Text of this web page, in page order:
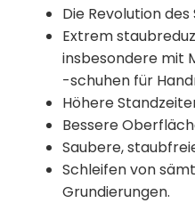
Die Revolution des
Extrem
insbesondere mit
-schuhen für
Höhere
Bessere
Saubere,
Schleifen von
Grundierungen.